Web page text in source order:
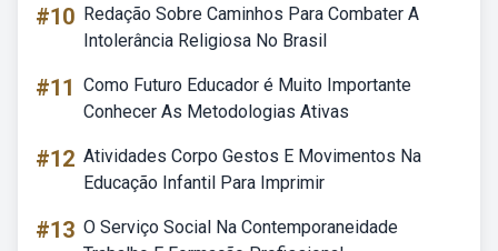
#10 Redação Sobre Caminhos Para Combater A
Intolerância Religiosa No Brasil
#11 Como Futuro Educador é Muito Importante
Conhecer As Metodologias Ativas
#12 Atividades Corpo Gestos E Movimentos Na
Educação Infantil Para Imprimir
#13 O Serviço Social Na Contemporaneidade